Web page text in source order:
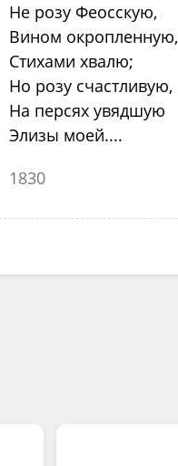
Не розу Феосскую,
Вином окропленную,
Стихами хвалю;
Но розу счастливую,
На персях увядшую
Элизы моей....
1830